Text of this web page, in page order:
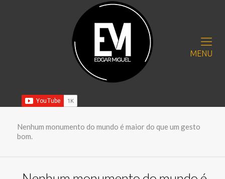
MENU
Nenhum monumento do mundo é maior do que um gesto
bom.